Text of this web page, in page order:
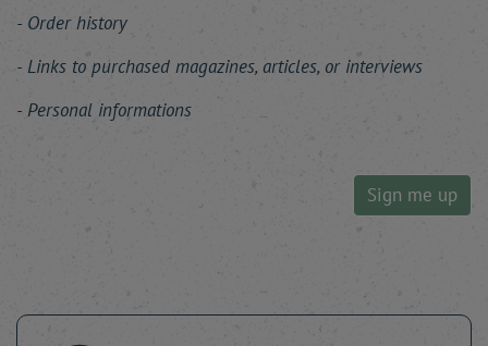
Order history
Links to purchased magazines, articles, or interviews
Personal informations
Sign me up